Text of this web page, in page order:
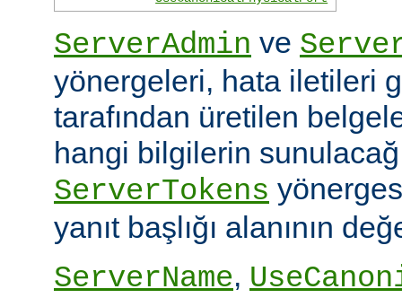
ServerAdmin ve
yönergeleri, hata iletileri
tarafından üretilen
hangi bilgilerin
ServerTokens
yanıt başlığı alanının
ServerName,